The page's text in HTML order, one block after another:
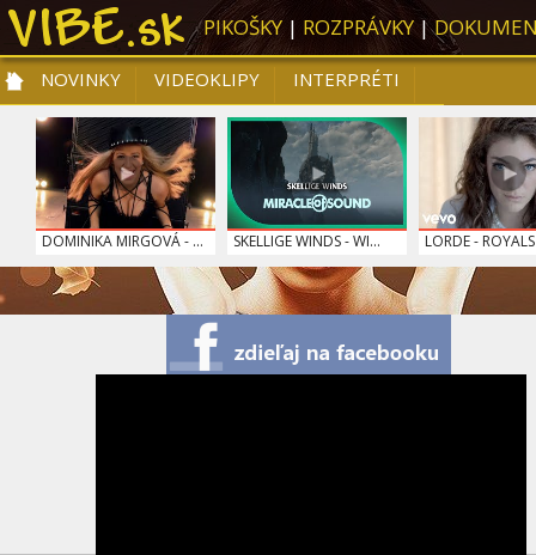
PIKOŠKY| ROZPRÁVKY|
NOVINKY
NOVINKY VIDEOKLIPY
INTERPRÉTI
PRE DETI
SLOVENSKÁ HUDBA TOP 10
DOMINIKA MIRGOVÁ - ... SKELLIGE WINDS - WI... LORDE - ROYALS